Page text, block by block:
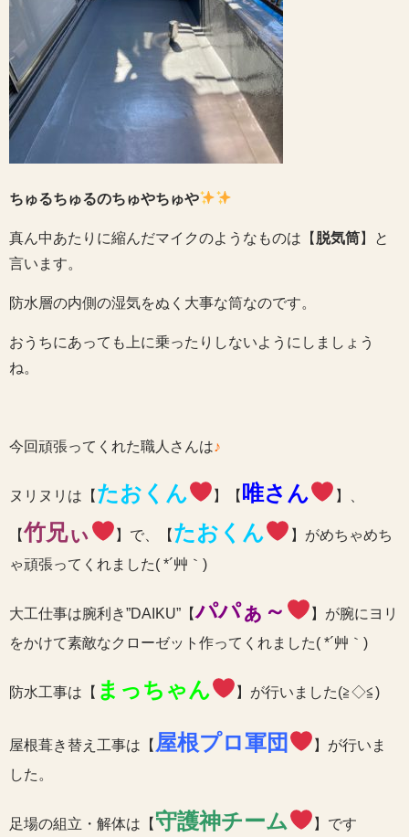
ちゅるちゅるのちゅやちゅや
真ん中あたりに縮んだマイクのようなものは【 脱気筒】と
言います。
防水層の内側の湿気をぬく大事な筒なのです。
おうちにあっても上に乗ったりしないようにしましょう
ね。
今回頑張ってくれた職人さんは♪
ヌリヌリは【 たおくん 】【 唯さん 】、
【竹兄ぃ 】で、【 たおくん
】がめちゃめち
ゃ頑張ってくれました( *´艸｀)
大工仕事は腕利き”DAIKU”【パパぁ～
】が腕にヨリ
をかけて素敵なクローゼット作ってくれました( *´艸｀)
防水工事は【 まっちゃん 】が行いました(≧◇≦)
屋根葺き替え工事は【 屋根プロ軍団
】が行いま
した。
足場の組立・解体は【 守護神チーム
】です